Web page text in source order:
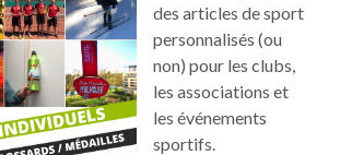
des articles de sport
personnalisés (ou
non) pour les clubs,
les associations et
les événements
sportifs.